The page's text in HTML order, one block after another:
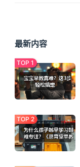
最新内容